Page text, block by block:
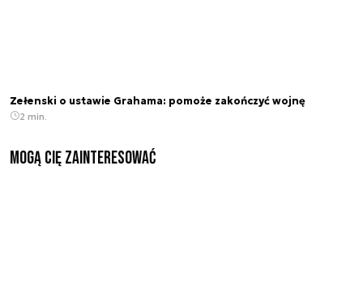
Zełenski o ustawie Grahama: pomoże zakończyć wojnę
2 min.
Mogą Cię zainteresować